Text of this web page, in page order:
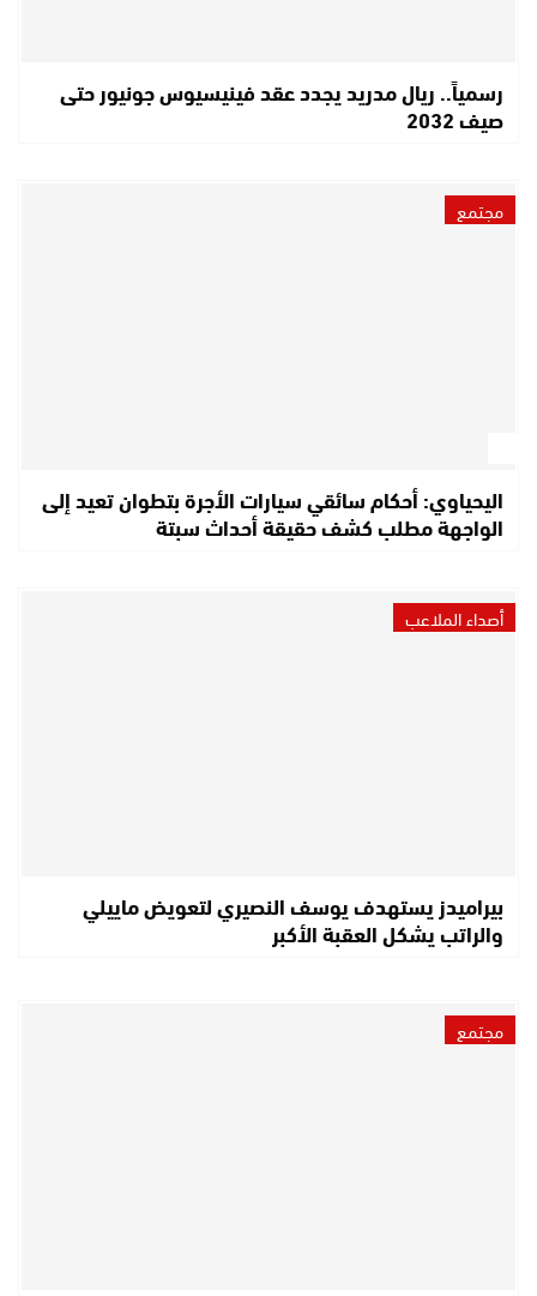
رسمياً.. ريال مدريد يجدد عقد فينيسيوس جونيور حتى
صيف 2032
مجتمع
اليحياوي: أحكام سائقي سيارات الأجرة بتطوان تعيد إلى
الواجهة مطلب كشف حقيقة أحداث سبتة
أصداء الملاعب
بيراميدز يستهدف يوسف النصيري لتعويض ماييلي
والراتب يشكل العقبة الأكبر
مجتمع